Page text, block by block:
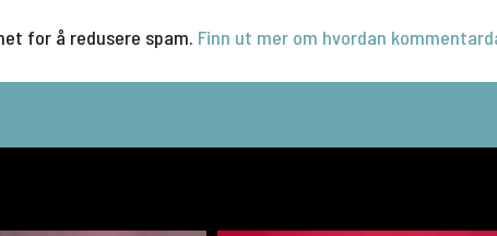
for å redusere spam. Finn ut mer om hvordan